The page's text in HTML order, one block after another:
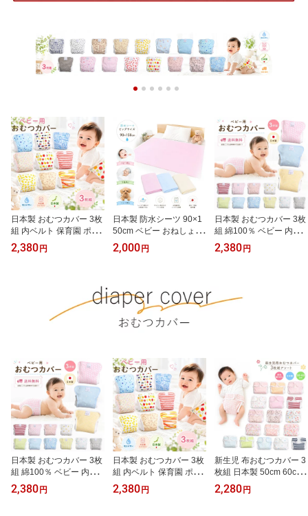
日本製 おむつカバー 3枚
組 内ベルト 保育園 ポリ
エステル ベビー 布おむ
つカバー 70cm 80cm 90
2,380 円
日本製 防水シーツ 90×1
50cm ベビー おねしょシ
ーツ 大判 綿混パイル 防
水 おねしょ対策 お昼寝
寝汗 ペット 介護
2,000 円
日本製 おむつカバー 3枚
組 綿100％ ベビー 内ベ
ルト式 布おむつカバー
保育園 70cm 80cm 90cm
2,380 円
日本製 おむつカバー 3枚
組 綿100％ ベビー 内ベ
ルト式 布おむつカバー
保育園 70cm 80cm 90cm
2,380 円
日本製 おむつカバー 3枚
組 内ベルト 保育園 ポリ
エステル ベビー 布おむ
つカバー 70cm 80cm 90
2,380 円
新生児 布おむつカバー 3
枚組 日本製 50cm 60cm
アソート 男の子 女の子
ベビー 外ベルト 保育園
2,280 円